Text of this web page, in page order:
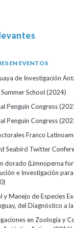
EN EVENTOS
de Investigación
School (2024)
Penguin Congress
Penguin Congress
Franco
Seabird Twitter
dorado (Limnoperna
e Investigación
y Manejo de Especies
del Diagnóstico a
en Zoología y